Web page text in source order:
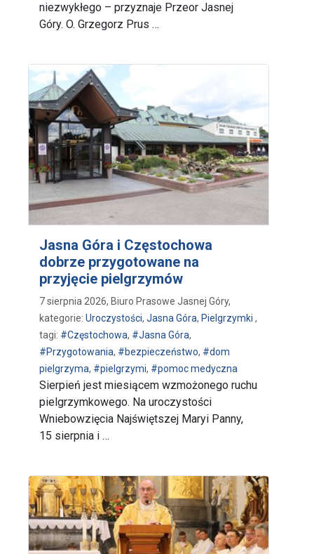
niezwykłego – przyznaje Przeor Jasnej
Góry. O. Grzegorz Prus …
Jasna Góra i Częstochowa
dobrze przygotowane na
przyjęcie pielgrzymów
7 sierpnia 2026, Biuro Prasowe Jasnej Góry,
kategorie: Uroczystości, Jasna Góra, Pielgrzymki ,
tagi: #Częstochowa, #Jasna Góra,
#Przygotowania, #bezpieczeństwo, #dom
pielgrzyma, #pielgrzymi, #pomoc medyczna
Sierpień jest miesiącem wzmożonego ruchu
pielgrzymkowego. Na uroczystości
Wniebowzięcia Najświętszej Maryi Panny,
15 sierpnia i …